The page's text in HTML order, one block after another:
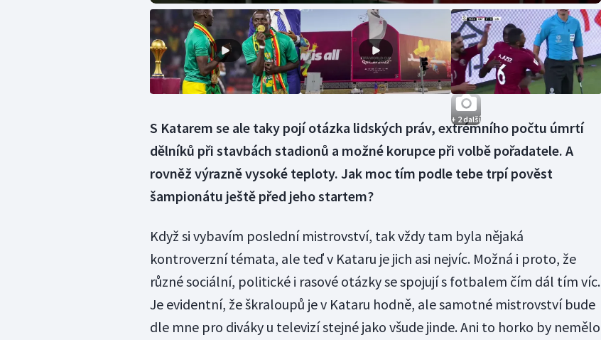
+ 2 další
S Katarem se ale taky pojí otázka lidských práv, extrémního počtu úmrtí
dělníků při stavbách stadionů a možné korupce při volbě pořadatele. A
rovněž výrazně vysoké teploty. Jak moc tím podle tebe trpí pověst
šampionátu ještě před jeho startem?
Když si vybavím poslední mistrovství, tak vždy tam byla nějaká
kontroverzní témata, ale teď v Kataru je jich asi nejvíc. Možná i proto, že
různé sociální, politické i rasové otázky se spojují s fotbalem čím dál tím víc.
Je evidentní, že škraloupů je v Kataru hodně, ale samotné mistrovství bude
dle mne pro diváky u televizí stejné jako všude jinde. Ani to horko by nemělo